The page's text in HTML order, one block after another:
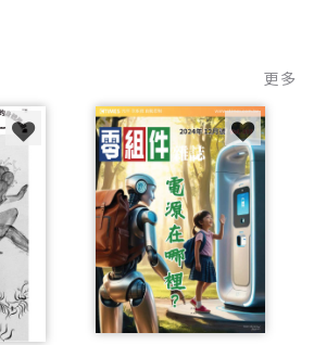
更多